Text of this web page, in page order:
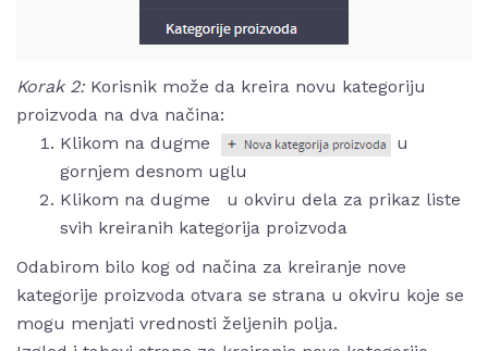
Korak 2: Korisnik može da kreira novu kategoriju
proizvoda na dva načina:
Klikom na dugme
u
gornjem desnom uglu
Klikom na dugme
u okviru dela za prikaz liste
svih kreiranih kategorija proizvoda
Odabirom bilo kog od načina za kreiranje nove
kategorije proizvoda otvara se strana u okviru koje se
mogu menjati vrednosti željenih polja.